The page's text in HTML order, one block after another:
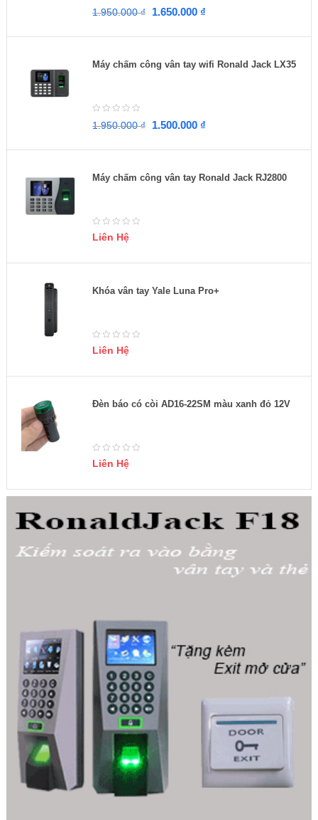
1.950.000₫ 1.650.000 ₫
Máy chấm công vân tay wifi Ronald Jack LX35
1.950.000₫ 1.500.000 ₫
Máy chấm công vân tay Ronald Jack RJ2800
Liên Hệ
Khóa vân tay Yale Luna Pro+
Liên Hệ
Đèn báo có còi AD16-22SM màu xanh đỏ 12V
Liên Hệ